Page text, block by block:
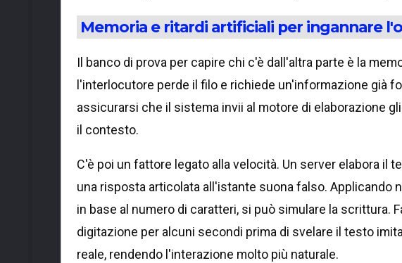
Memoria e ritardi artificiali per ingannare
Il banco di prova per capire chi c'è dall'altra parte è la
l'interlocutore perde il filo e richiede un'informazione già
assicurarsi che il sistema invii al motore di elaborazione
il contesto.
C'è poi un fattore legato alla velocità. Un server elabora il
una risposta articolata all'istante suona falso. Applicando
in base al numero di caratteri, si può simulare la scrittura.
digitazione per alcuni secondi prima di svelare il testo
reale, rendendo l'interazione molto più naturale.